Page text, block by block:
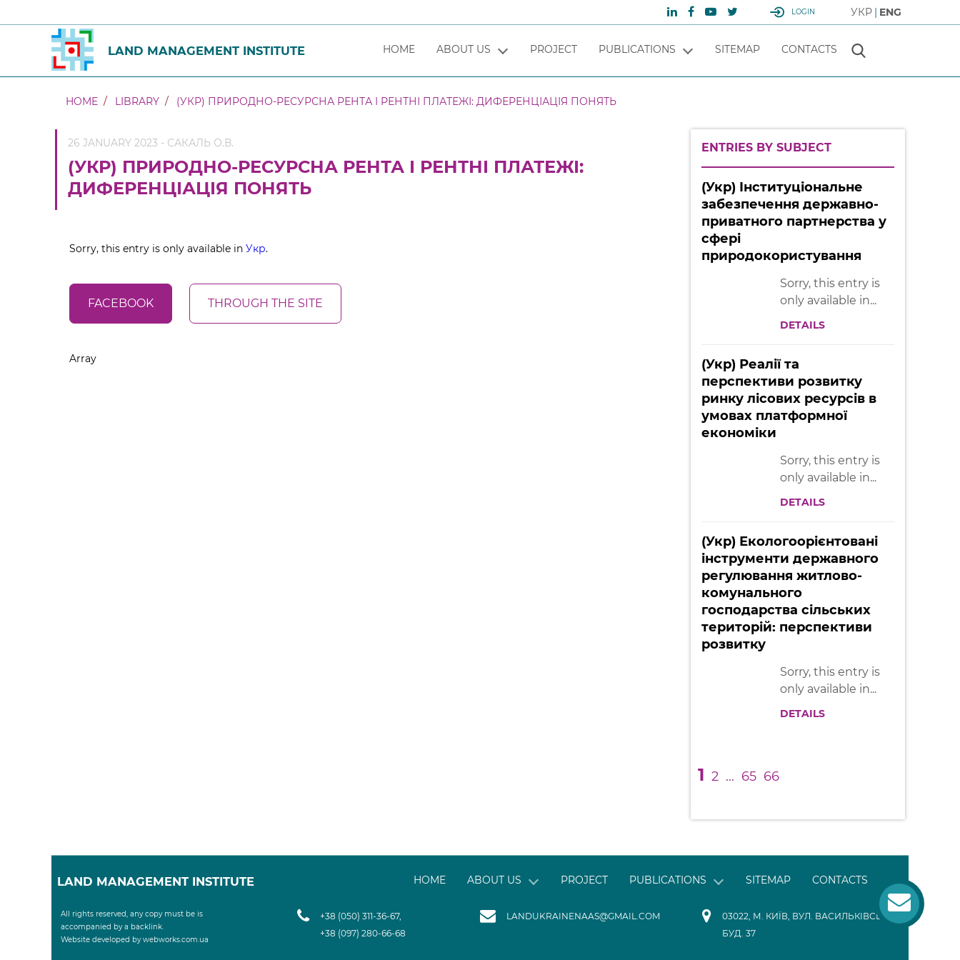
LOGIN УКР ENG
LAND MANAGEMENT INSTITUTE HOME ABOUT US PROJECT PUBLICATIONS SITEMAP CONTACTS
HOME LIBRARY (УКР) ПРИРОДНО-РЕСУРСНА РЕНТА І РЕНТНІ ПЛАТЕЖІ: ДИФЕРЕНЦІАЦІЯ ПОНЯТЬ
26 JANUARY 2023 - САКАЛЬ О.В.
(УКР) ПРИРОДНО-РЕСУРСНА РЕНТА І РЕНТНІ ПЛАТЕЖІ:
ДИФЕРЕНЦІАЦІЯ ПОНЯТЬ
Sorry, this entry is only available in Укр.
FACEBOOK THROUGH THE SITE
Array
ENTRIES BY SUBJECT
(Укр) Інституціональне
забезпечення державно-
приватного партнерства у
сфері
природокористування
Sorry, this entry is
only available in...
DETAILS
(Укр) Реалії та
перспективи розвитку
ринку лісових ресурсів в
умовах платформної
економіки
Sorry, this entry is
only available in...
DETAILS
(Укр) Екологоорієнтовані
інструменти державного
регулювання житлово-
комунального
господарства сільських
територій: перспективи
розвитку
Sorry, this entry is
only available in...
DETAILS
1 2 ... 65 66
LAND MANAGEMENT INSTITUTE HOME ABOUT US PROJECT PUBLICATIONS SITEMAP CONTACTS
All rights reserved, any copy must be is
Website developed by webworks.com.ua
+38 (050) 311-36-67,
+38 (097) 280-66-68
LANDUKRAINENAAS@GMAIL.COM
03022, М. КИЇВ, ВУЛ. ВАСИЛЬКІВСЬКА,
БУД. 37